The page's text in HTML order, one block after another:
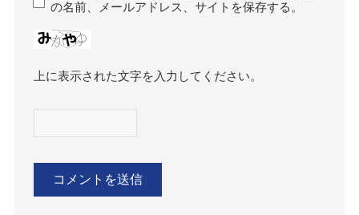
の名前、メールアドレス、サイトを保存する。
上に表示された文字を入力してください。